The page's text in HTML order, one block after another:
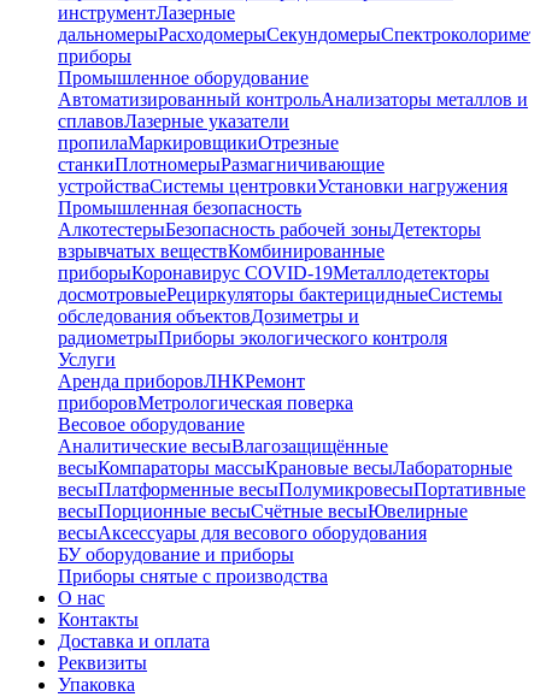
инструментЛазерные
дальномерыРасходомерыСекундомеры
приборы
Промышленное оборудование
Автоматизированный контрольАнализаторы металлов и
сплавовЛазерные указатели
пропилаМаркировщикиОтрезные
станкиПлотномерыРазмагничивающие
устройстваСистемы центровкиУстановки нагружения
Промышленная безопасность
АлкотестерыБезопасность рабочей зоныДетекторы
взрывчатых веществКомбинированные
приборыКоронавирус COVID-19Металлодетекторы
досмотровыеРециркуляторы бактерицидныеСистемы
обследования объектовДозиметры и
радиометрыПриборы экологического контроля
Услуги
Аренда приборовЛНКРемонт
приборовМетрологическая поверка
Весовое оборудование
Аналитические весыВлагозащищённые
весыКомпараторы массыКрановые весыЛабораторные
весыПлатформенные весыПолумикровесыПортативные
весыПорционные весыСчётные весыЮвелирные
весыАксессуары для весового оборудования
БУ оборудование и приборы
Приборы снятые с производства
О нас
Контакты
Доставка и оплата
Реквизиты
Упаковка